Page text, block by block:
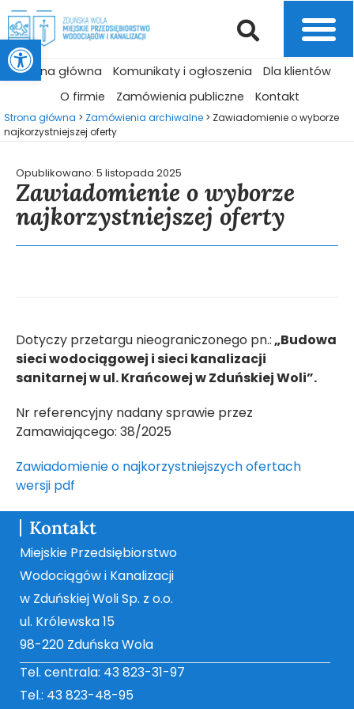
Otwórz pasek narzędzi
Strona główna Komunikaty i ogłoszenia
Dla klientów
O firmie
Zamówienia publiczne Kontakt
Strona główna > Zamówienia archiwalne > Zawiadomienie o wyborze
najkorzystniejszej oferty
Opublikowano: 5 listopada 2025
Zawiadomienie o wyborze
najkorzystniejszej oferty
Dotyczy przetargu nieograniczonego pn.: „Budowa
sieci wodociągowej i sieci kanalizacji
sanitarnej w ul. Krańcowej w Zduńskiej Woli”.
Nr referencyjny nadany sprawie przez
Zamawiającego: 38/2025
Zawiadomienie o najkorzystniejszych ofertach
wersji pdf
Kontakt
Miejskie Przedsiębiorstwo
Wodociągów i Kanalizacji
w Zduńskiej Woli Sp. z o.o.
ul. Królewska 15
98-220 Zduńska Wola
Tel. centrala: 43 823-31-97
Tel.: 43 823-48-95